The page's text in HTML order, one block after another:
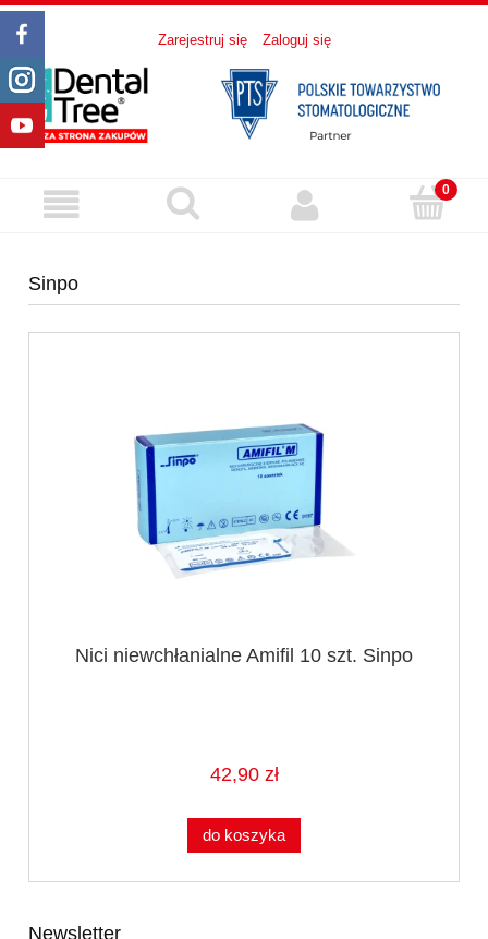
Zarejestruj się Zaloguj się
Sinpo
Nici niewchłanialne Amifil 10 szt. Sinpo
42,90 zł
do koszyka
Newsletter